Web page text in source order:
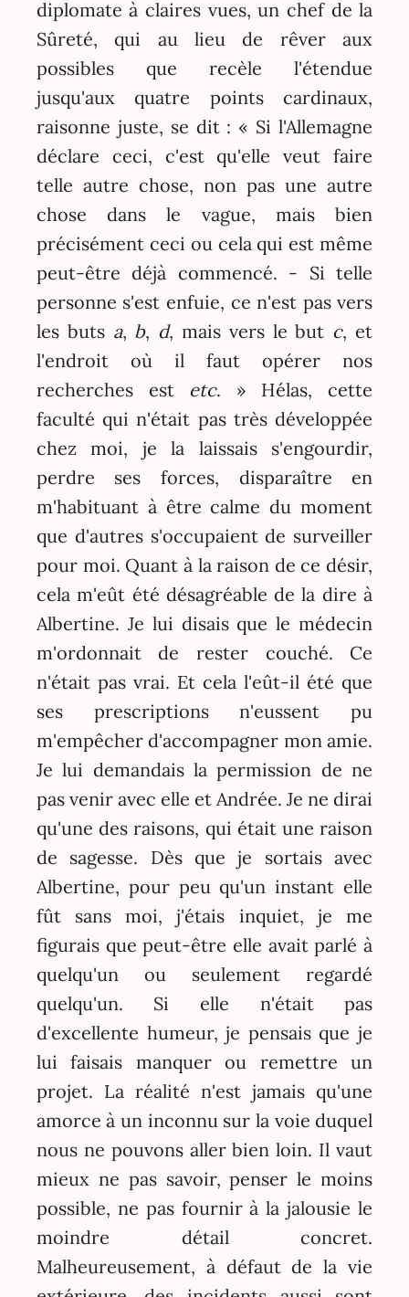
diplomate à claires vues, un chef de la
Sûreté, qui au lieu de rêver aux
possibles que recèle l'étendue
jusqu'aux quatre points cardinaux,
raisonne juste, se dit : « Si l'Allemagne
déclare ceci, c'est qu'elle veut faire
telle autre chose, non pas une autre
chose dans le vague, mais bien
précisément ceci ou cela qui est même
peut-être déjà commencé. - Si telle
personne s'est enfuie, ce n'est pas vers
les buts a, b, d, mais vers le but c, et
l'endroit où il faut opérer nos
recherches est etc. » Hélas, cette
faculté qui n'était pas très développée
chez moi, je la laissais s'engourdir,
perdre ses forces, disparaître en
m'habituant à être calme du moment
que d'autres s'occupaient de surveiller
pour moi. Quant à la raison de ce désir,
cela m'eût été désagréable de la dire à
Albertine. Je lui disais que le médecin
m'ordonnait de rester couché. Ce
n'était pas vrai. Et cela l'eût-il été que
ses prescriptions n'eussent pu
m'empêcher d'accompagner mon amie.
Je lui demandais la permission de ne
pas venir avec elle et Andrée. Je ne dirai
qu'une des raisons, qui était une raison
de sagesse. Dès que je sortais avec
Albertine, pour peu qu'un instant elle
fût sans moi, j'étais inquiet, je me
figurais que peut-être elle avait parlé à
quelqu'un ou seulement regardé
quelqu'un. Si elle n'était pas
d'excellente humeur, je pensais que je
lui faisais manquer ou remettre un
projet. La réalité n'est jamais qu'une
amorce à un inconnu sur la voie duquel
nous ne pouvons aller bien loin. Il vaut
mieux ne pas savoir, penser le moins
possible, ne pas fournir à la jalousie le
moindre détail concret.
Malheureusement, à défaut de la vie